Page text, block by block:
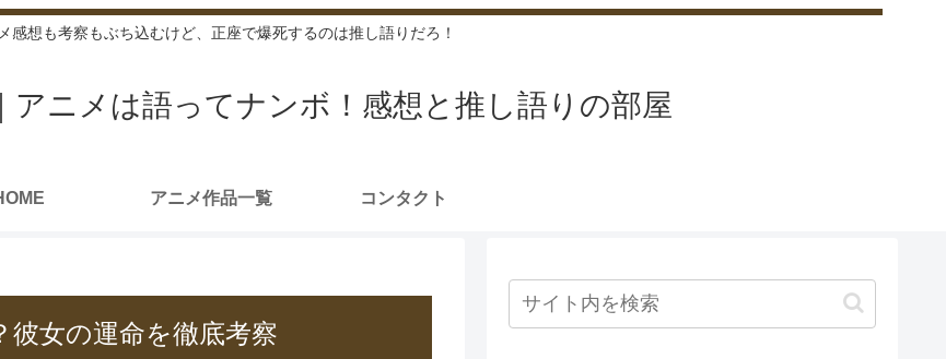
感想も考察もぶち込むけど、正座で爆死するのは推し語りだろ！
アニメは語ってナンボ！感想と推し語りの部屋
アニメ作品一覧 コンタクト
彼女の運命を徹底考察